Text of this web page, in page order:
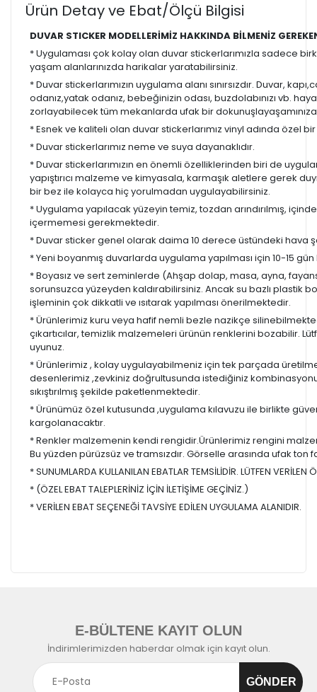
Ürün Detay ve Ebat/Ölçü Bilgisi
DUVAR STICKER MODELLERİMİZ HAKKINDA BİLMENİZ
* Uygulaması çok kolay olan duvar stickerlarımızla sadece
yaşam alanlarınızda harikalar yaratabilirsiniz.
* Duvar stickerlarımızın uygulama alanı sınırsızdır. Duvar,
odanız,yatak odanız, bebeğinizin odası, buzdolabınızı vb.
zorlayabilecek tüm mekanlarda ufak bir
* Esnek ve kaliteli olan duvar stickerlarımız vinyl adında özel
* Duvar stickerlarımız neme ve suya dayanaklıdır.
* Duvar stickerlarımızın en önemli özelliklerinden biri de
yapıştırıcı malzeme ve kimyasala, karmaşık aletlere gerek
bir bez ile kolayca hiç yorulmadan uygulayabilirsiniz.
* Uygulama yapılacak yüzeyin temiz, tozdan arındırılmış,
içermemesi gerekmektedir.
* Duvar sticker genel olarak daima 10 derece üstündeki hava
* Yeni boyanmış duvarlarda uygulama yapılması için 10-15
* Boyasız ve sert zeminlerde (Ahşap dolap, masa, ayna,
sorunsuzca yüzeyden kaldırabilirsiniz. Ancak su bazlı plastik
işleminin çok dikkatli ve ısıtarak yapılması önerilmektedir.
* Ürünlerimiz kuru veya hafif nemli bezle nazikçe
çıkartıcılar, temizlik malzemeleri ürünün renklerini bozabilir.
uyunuz.
* Ürünlerimiz , kolay uygulayabilmeniz için tek parçada
desenlerimiz ,zevkiniz doğrultusunda istediğiniz
sıkıştırılmış şekilde paketlenmektedir.
* Ürünümüz özel kutusunda ,uygulama kılavuzu ile birlikte
kargolanacaktır.
* Renkler malzemenin kendi rengidir.Ürünlerimiz rengini
Bu yüzden pürüzsüz ve tramsızdır. Görselle arasında ufak ton
* SUNUMLARDA KULLANILAN EBATLAR TEMSİLİDİR. LÜTFEN VERİLEN
* (ÖZEL EBAT TALEPLERİNİZ İÇİN İLETİŞİME GEÇİNİZ.)
* VERİLEN EBAT SEÇENEĞİ TAVSİYE EDİLEN UYGULAMA ALANIDIR.
E-BÜLTENE KAYIT OLUN
İndirimlerimizden haberdar olmak için kayıt olun.